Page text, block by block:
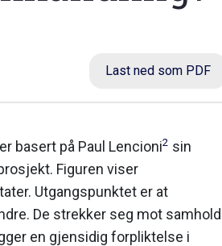
Last ned som PDF
basert på Paul Lencioni2 sin
Figuren viser
Utgangspunktet er at
De strek­ker seg mot samhold
en gjensidig forpliktelse i